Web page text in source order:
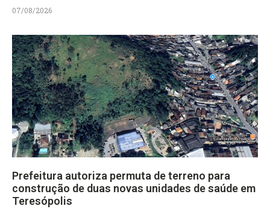
07/08/2026
Prefeitura autoriza permuta de terreno para
construção de duas novas unidades de saúde em
Teresópolis